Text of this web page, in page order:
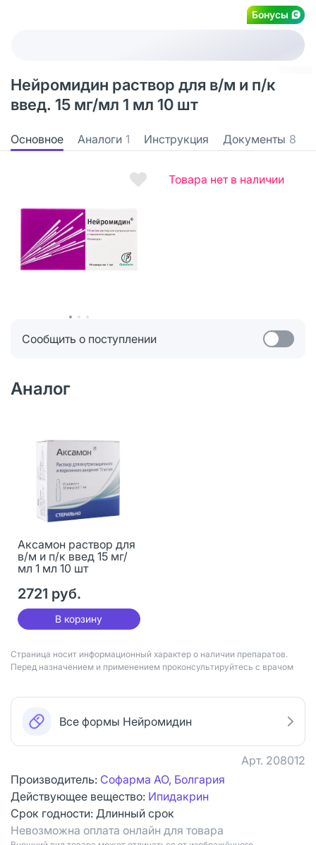
Бонусы
Нейромидин раствор для в/м и п/к
введ. 15 мг/мл 1 мл 10 шт
Основное Аналоги 1 Инструкция Документы 8
Товара нет в наличии
Сообщить о поступлении
Аналог
Аксамон раствор для
в/м и п/к введ 15 мг/
мл 1 мл 10 шт
2721 руб.
В корзину
Страница носит информационный характер о наличии препаратов.
Перед назначением и применением проконсультируйтесь с врачом
Все формы Нейромидин
Арт. 208012
Производитель: Софарма АО, Болгария
Действующее вещество: Ипидакрин
Срок годности: Длинный срок
Невозможна оплата онлайн для товара